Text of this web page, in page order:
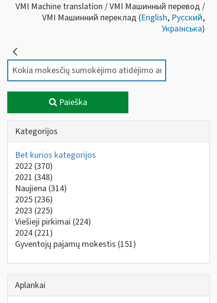
VMI Machine translation / VMI Машинный перевод /
VMI Машинний переклад (English, Русский,
Українська)
Paieška
Kategorijos
Bet kurios kategorijos
2022 (370)
2021 (348)
Naujiena (314)
2025 (236)
2023 (225)
Viešieji pirkimai (224)
2024 (221)
Gyventojų pajamų mokestis (151)
Aplankai